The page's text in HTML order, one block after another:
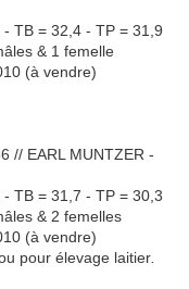
TB = 32,4 - TP = 31,9
& 1 femelle
(à vendre)
// EARL MUNTZER -
TB = 31,7 - TP = 30,3
& 2 femelles
(à vendre)
pour élevage laitier